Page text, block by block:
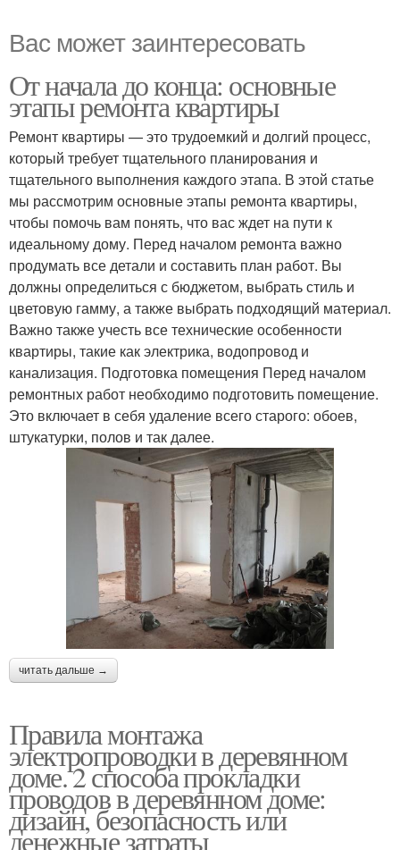
Вас может заинтересовать
От начала до конца: основные
этапы ремонта квартиры
Ремонт квартиры — это трудоемкий и долгий процесс,
который требует тщательного планирования и
тщательного выполнения каждого этапа. В этой статье
мы рассмотрим основные этапы ремонта квартиры,
чтобы помочь вам понять, что вас ждет на пути к
идеальному дому. Перед началом ремонта важно
продумать все детали и составить план работ. Вы
должны определиться с бюджетом, выбрать стиль и
цветовую гамму, а также выбрать подходящий материал.
Важно также учесть все технические особенности
квартиры, такие как электрика, водопровод и
канализация. Подготовка помещения Перед началом
ремонтных работ необходимо подготовить помещение.
Это включает в себя удаление всего старого: обоев,
штукатурки, полов и так далее.
читать дальше →
Правила монтажа
электропроводки в деревянном
доме. 2 способа прокладки
проводов в деревянном доме:
дизайн, безопасность или
денежные затраты